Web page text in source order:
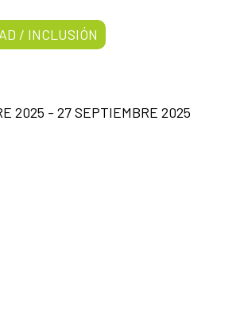
/ INCLUSIÓN
2025 - 27 SEPTIEMBRE 2025